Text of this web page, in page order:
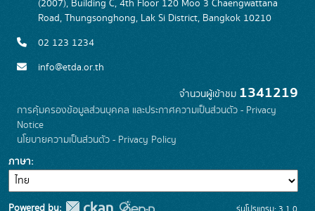
(2007), Building C, 4th Floor 120 Moo 3 Chaengwattana
Road, Thungsonghong, Lak Si District, Bangkok 10210
02 123 1234
info@etda.or.th
จำนวนผู้เข้าชม 1341219
การคุ้มครองข้อมูลส่วนบุคคล และประกาศความเป็นส่วนตัว - Privacy
Notice
นโยบายความเป็นส่วนตัว - Privacy Policy
ภาษา
Powered by: